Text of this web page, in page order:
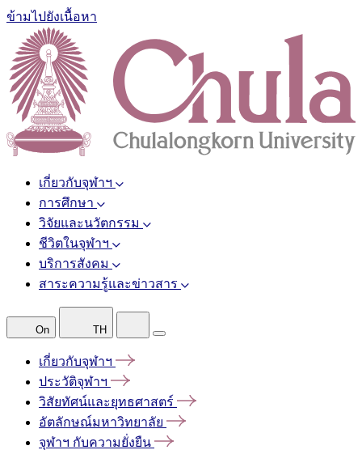
ข้ามไปยังเนื้อหา
เกี่ยวกับจุฬาฯ
การศึกษา
วิจัยและนวัตกรรม
ชีวิตในจุฬาฯ
บริการสังคม
สาระความรู้และข่าวสาร
On TH
เกี่ยวกับจุฬาฯ
ประวัติจุฬาฯ
วิสัยทัศน์และยุทธศาสตร์
อัตลักษณ์มหาวิทยาลัย
จุฬาฯ กับความยั่งยืน